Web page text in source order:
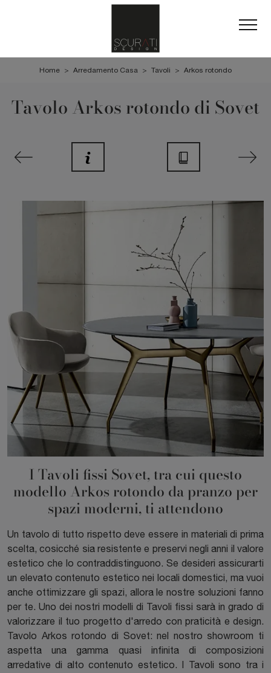
Home > Arredamento Casa > Tavoli > Arkos rotondo
Tavolo Arkos rotondo di Sovet
I Tavoli fissi Sovet, tra cui questo
modello Arkos rotondo da pranzo per
spazi moderni, ti attendono
Un tavolo di tutto rispetto deve essere in materiali di prima
scelta, cosicché sia resistente e preservi negli anni il valore
estetico che lo contraddistinguono. Se desideri assicurarti
un elevato contenuto estetico nei locali domestici, ma vuoi
anche ottimizzare gli spazi, allora le nostre soluzioni fanno
per te. Uno dei nostri modelli di Tavoli fissi sarà in grado di
valorizzare il tuo progetto d'arredo con praticità e design.
Tavolo Arkos rotondo di Sovet: nel nostro showroom ti
aspetta una gamma quasi infinita di composizioni
arredative di alto contenuto estetico. I Tavoli sono tra i